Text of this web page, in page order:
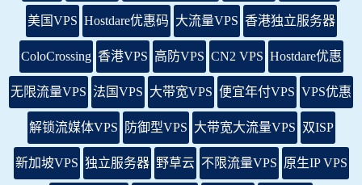
美国VPS Hostdare优惠码 大流量VPS 香港独立服务器
ColoCrossing 香港VPS 高防VPS CN2 VPS Hostdare优惠
无限流量VPS 法国VPS 大带宽VPS 便宜年付VPS VPS优惠
解锁流媒体VPS 防御型VPS 大带宽大流量VPS 双ISP
新加坡VPS 独立服务器 野草云 不限流量VPS 原生IP VPS